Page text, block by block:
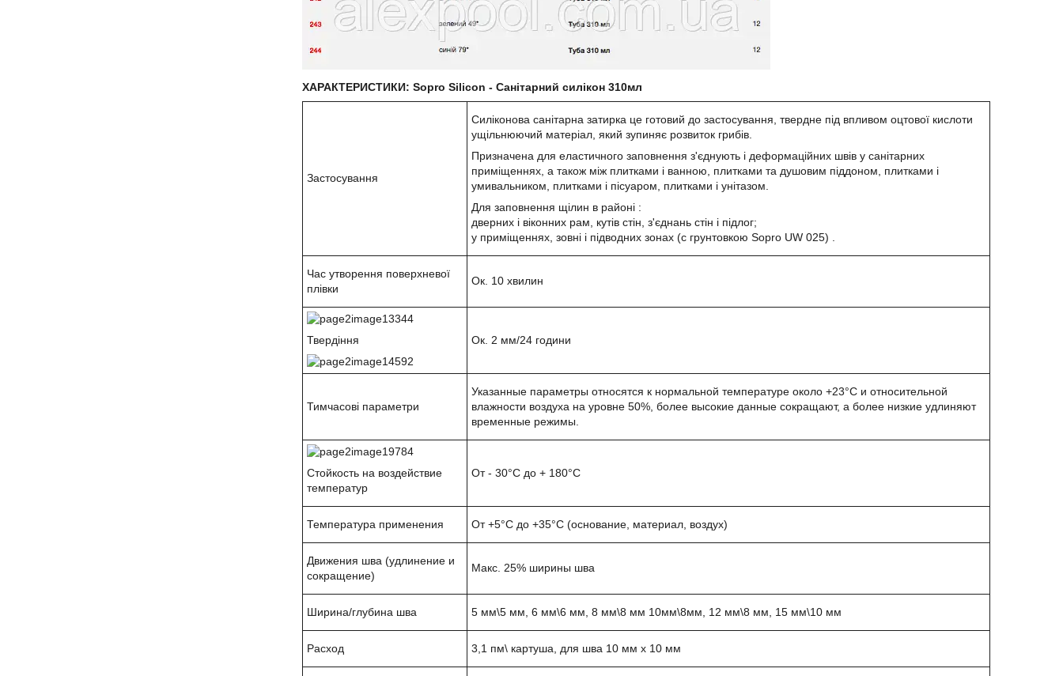
ХАРАКТЕРИСТИКИ: Sopro Silicon - Санітарний силікон 310мл
Застосування
Силіконова санітарна затирка це готовий до застосування, твердне під впливом оцтової кислоти
ущільнюючий матеріал, який зупиняє розвиток грибів.
Призначена для еластичного заповнення з'єднують і деформаційних швів у санітарних
приміщеннях, а також між плитками і ванною, плитками та душовим піддоном, плитками і
умивальником, плитками і пісуаром, плитками і унітазом.
Для заповнення щілин в районі :
дверних і віконних рам, кутів стін, з'єднань стін і підлог;
у приміщеннях, зовні і підводних зонах (c грунтовкою Sopro UW 025) .
Час утворення поверхневої
плівки
Ок. 10 хвилин
Твердіння Ок. 2 мм/24 години
Тимчасові параметри
Указанные параметры относятся к нормальной температуре около +23°С и относительной
влажности воздуха на уровне 50%, более высокие данные сокращают, а более низкие удлиняют
временные режимы.
Стойкость на воздействие
температур
От - 30°С до + 180°С
Температура применения От +5°С до +35°С (основание, материал, воздух)
Движения шва (удлинение и
сокращение)
Макс. 25% ширины шва
Ширина/глубина шва 5 мм\5 мм, 6 мм\6 мм, 8 мм\8 мм 10мм\8мм, 12 мм\8 мм, 15 мм\10 мм
Расход 3,1 пм\ картуша, для шва 10 мм х 10 мм